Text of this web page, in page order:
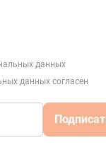
данных
данных согласен